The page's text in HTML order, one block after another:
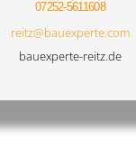
07252-5611608
reitz@bauexperte.com
bauexperte-reitz.de